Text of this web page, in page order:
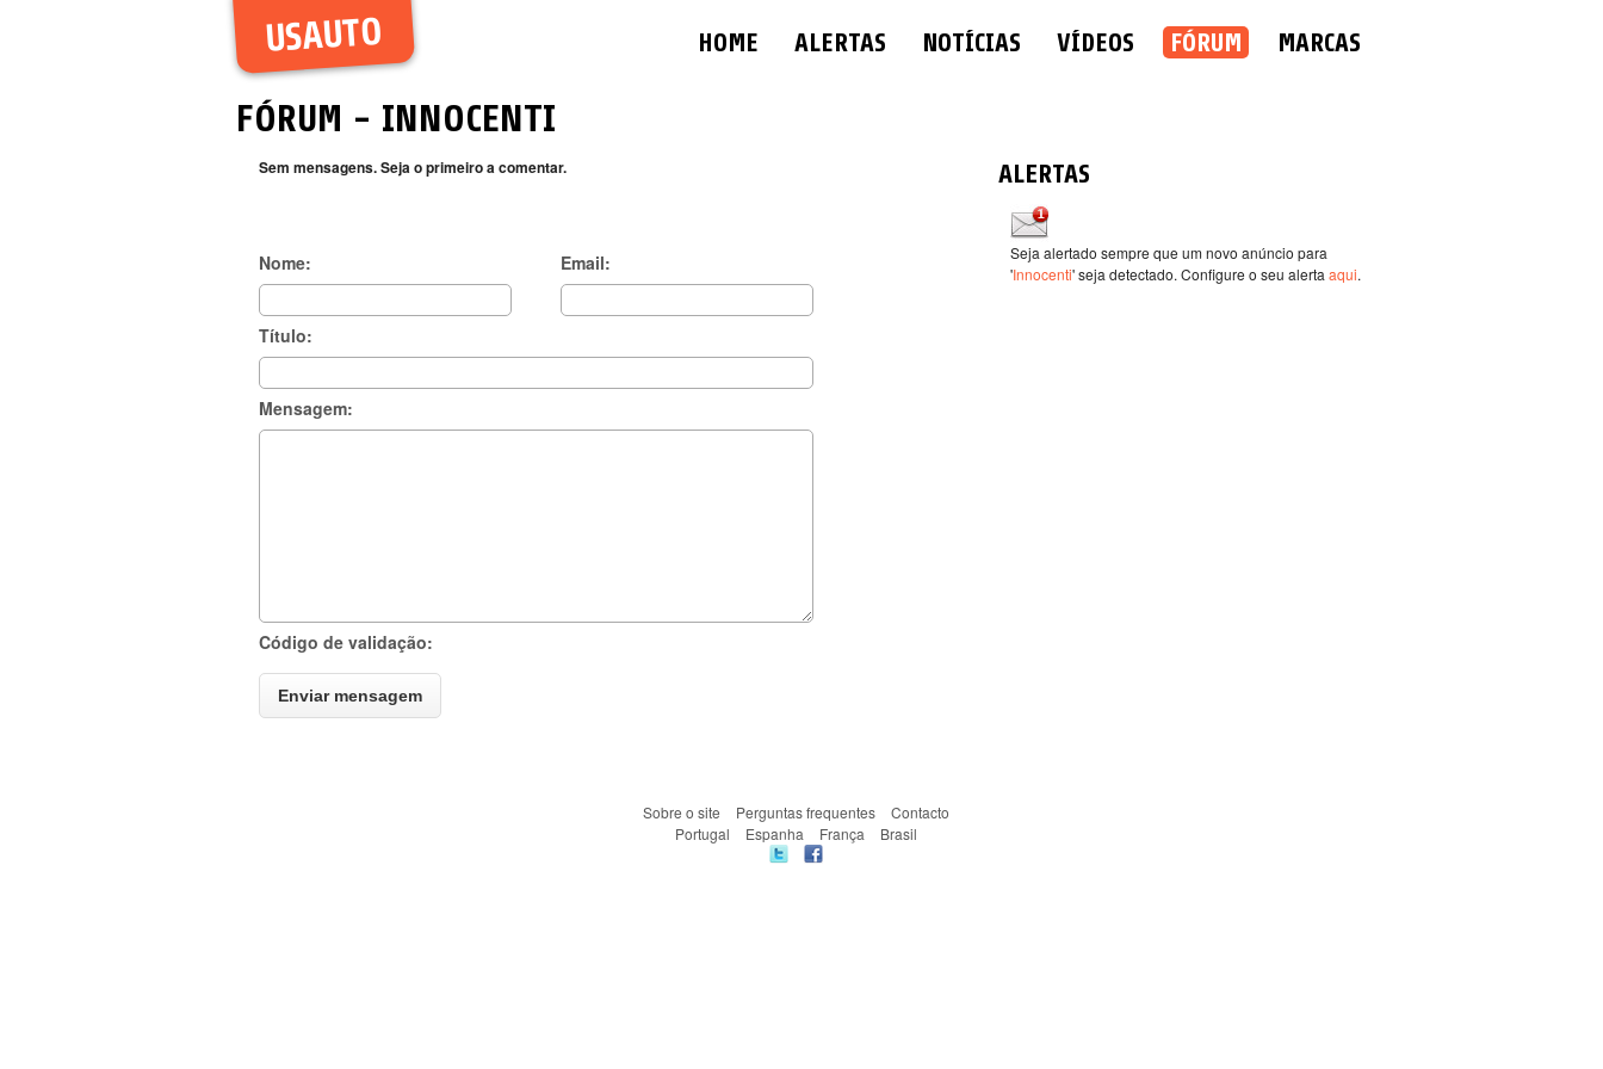
USAUTO HOME ALERTAS NOTÍCIAS VÍDEOS FÓRUM MARCAS
FÓRUM - INNOCENTI
Sem mensagens. Seja o primeiro a comentar.
Nome: Email:
Título:
Mensagem:
Código de validação:
ALERTAS
Seja alertado sempre que um novo anúncio para
'Innocenti' seja detectado. Configure o seu alerta aqui.
Sobre o site Perguntas frequentes
Contacto
Portugal
Espanha França Brasil